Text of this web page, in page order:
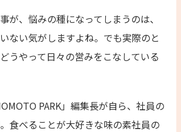
が、悩みの種になってしまうのは、
ない気がしますよね。でも実際のと
うやって日々の営みをこなしている
PARK」編集長が自ら、社員の
食べることが大好きな味の素社員の